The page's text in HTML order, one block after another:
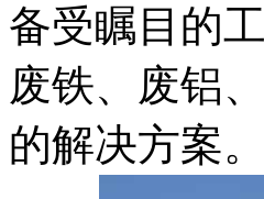
备受瞩目的
废铁、废铝
的解决方案。